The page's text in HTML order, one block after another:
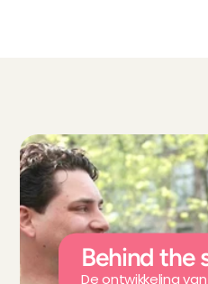
Behind the
De ontwikkeling